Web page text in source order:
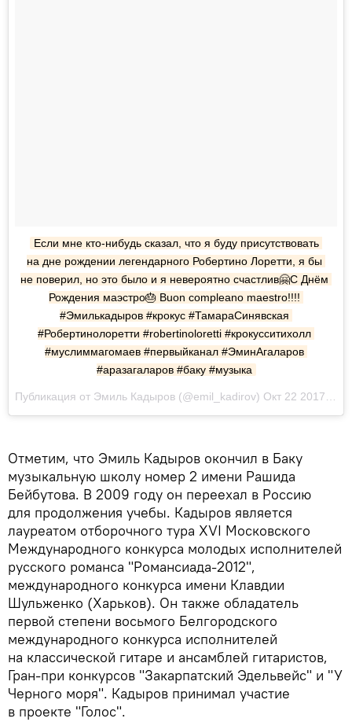
Если мне кто-нибудь сказал, что я буду присутствовать
на дне рождении легендарного Робертино Лоретти, я бы
не поверил, но это было и я невероятно счастлив🤗С Днём
Рождения маэстро🎂 Buon compleano maestro!!!!
#Эмилькадыров #крокус #ТамараСинявская
#Робертинолоретти #robertinoloretti #крокусситихолл
#муслиммагомаев #первыйканал #ЭминАгаларов
#аразагаларов #баку #музыка
Отметим, что Эмиль Кадыров окончил в Баку
музыкальную школу номер 2 имени Рашида
Бейбутова. В 2009 году он переехал в Россию
для продолжения учебы. Кадыров является
лауреатом отборочного тура XVI Московского
Международного конкурса молодых исполнителей
русского романса "Романсиада-2012",
международного конкурса имени Клавдии
Шульженко (Харьков). Он также обладатель
первой степени восьмого Белгородского
международного конкурса исполнителей
на классической гитаре и ансамблей гитаристов,
Гран-при конкурсов "Закарпатский Эдельвейс" и "У
Черного моря". Кадыров принимал участие
в проекте "Голос".